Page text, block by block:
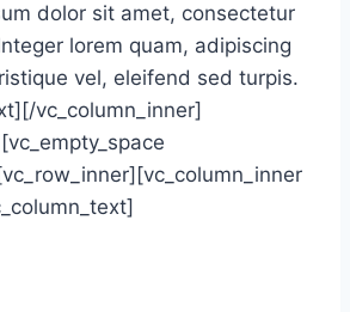
dolor sit amet, consectetur
lorem quam, adipiscing
vel, eleifend sed turpis.
vc_column_inner]